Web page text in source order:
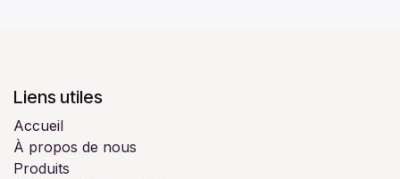
Liens utiles
Accueil
À propos de nous
Produits